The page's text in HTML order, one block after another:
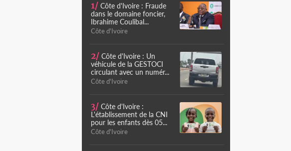
1/ Côte d'Ivoire : Fraude
dans le domaine foncier,
Ibrahime Coulibal...
Côte d'Ivoire
2/ Côte d'Ivoire : Un
véhicule de la GESTOCI
circulant avec un numér...
Côte d'Ivoire
3/ Côte d'Ivoire :
L'établissement de la CNI
pour les enfants dès 05...
Côte d'Ivoire